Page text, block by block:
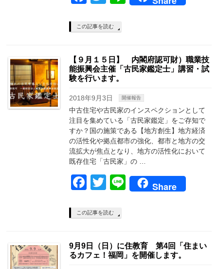
この記事を読む
【９月１５日】 内閣府認可財）職業技
能振興会主催「古民家鑑定士」講習・試
験を行います。
2018年9月3日 開催報告
中古住宅や古民家のインスペクションとして
注目を集めている「古民家鑑定」をご存知で
すか？国の施策である【地方創生】地方経済
の活性化や拠点都市の強化、都市と地方の交
流拡大が焦点となり、地方の活性化において
既存住宅「古民家」の …
Facebook
Twitter
LineShare
この記事を読む
9月9日（日）に住教育 第4回「住まい
るカフェ！福岡」を開催します。